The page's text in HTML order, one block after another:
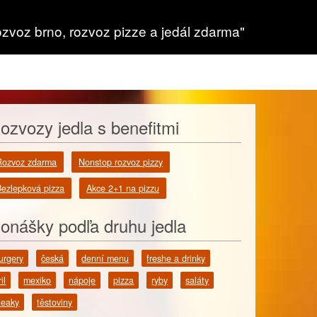
brno, rozvoz pizze a jedál zdarma"
jedla s benefitmi
zdarma Nonstop rozvoz pizzy
pizza Akce 2+1 na pizzu
podľa druhu jedla
česká denní menu
freshe a drinky
mexiko nápoje pizza ryby
saláty
těstoviny